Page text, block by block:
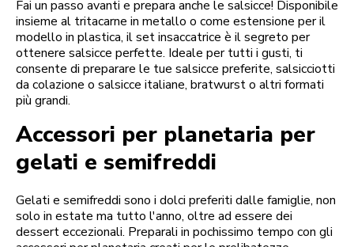
Fai un passo avanti e prepara anche le salsicce! Disponibile
insieme al tritacarne in metallo o come estensione per il
modello in plastica, il set insaccatrice è il segreto per
ottenere salsicce perfette. Ideale per tutti i gusti, ti
consente di preparare le tue salsicce preferite, salsicciotti
da colazione o salsicce italiane, bratwurst o altri formati
più grandi.
Accessori per planetaria per
gelati e semifreddi
Gelati e semifreddi sono i dolci preferiti dalle famiglie, non
solo in estate ma tutto l'anno, oltre ad essere dei
dessert eccezionali. Preparali in pochissimo tempo con gli